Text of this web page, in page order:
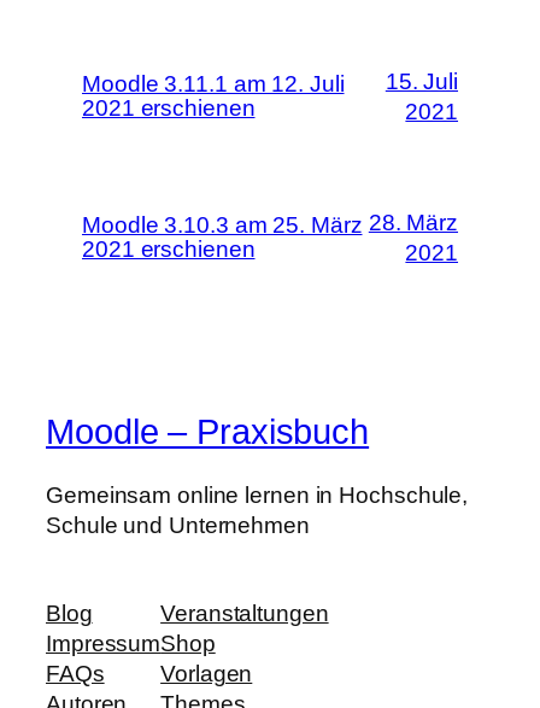
Moodle 3.11.1 am 12. Juli
2021 erschienen
15. Juli
2021
Moodle 3.10.3 am 25. März
2021 erschienen
28. März
2021
Moodle – Praxisbuch
Gemeinsam online lernen in Hochschule,
Schule und Unternehmen
Blog
Impressum
FAQs
Veranstaltungen
Shop
Vorlagen